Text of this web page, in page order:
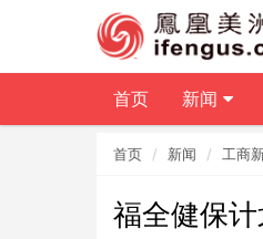
首页 新闻 工商
福全健保
首页 新闻